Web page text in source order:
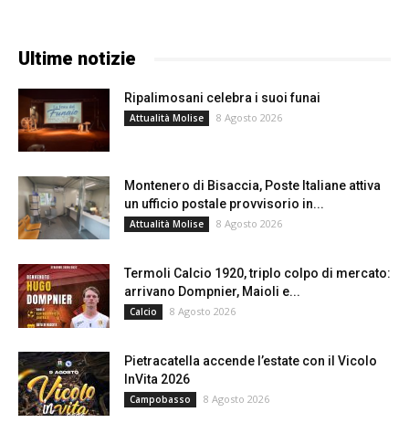
Ultime notizie
Ripalimosani celebra i suoi funai
Attualità Molise 8 Agosto 2026
Montenero di Bisaccia, Poste Italiane attiva
un ufficio postale provvisorio in...
Attualità Molise 8 Agosto 2026
Termoli Calcio 1920, triplo colpo di mercato:
arrivano Dompnier, Maioli e...
Calcio 8 Agosto 2026
Pietracatella accende l’estate con il Vicolo
InVita 2026
Campobasso 8 Agosto 2026